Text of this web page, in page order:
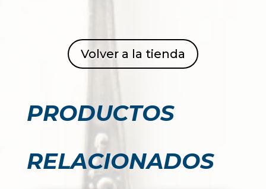
Volver a la tienda
PRODUCTOS
RELACIONADOS